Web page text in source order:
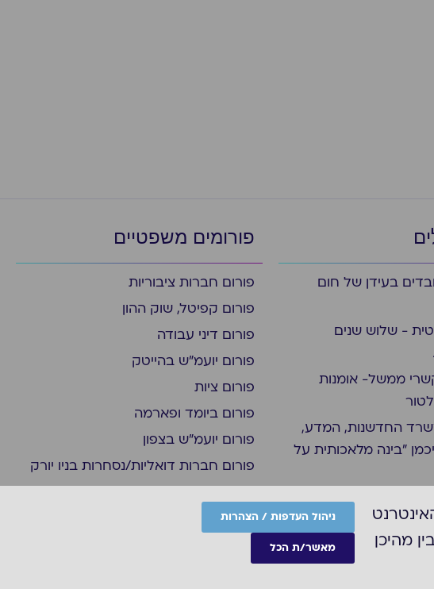
בעידן של חום
- שלוש שנים
ממשל- אומנות
החדשנות, המדע,
"בינה מלאכותית על
פורומים משפטיים
פורום חברות ציבוריות
פורום קפיטל, שוק ההון
פורום דיני עבודה
פורום יועמ"ש בהייטק
פורום ציות
פורום ביומד ופארמה
פורום יועמ"ש בצפון
פורום חברות דואליות/נסחרות בניו יורק
פורום משפט מסחרי
קבוצת "עדכונים משפטיים"
מהיכן
ניהול העדפות / הצהרות
מאשר/ת הכל